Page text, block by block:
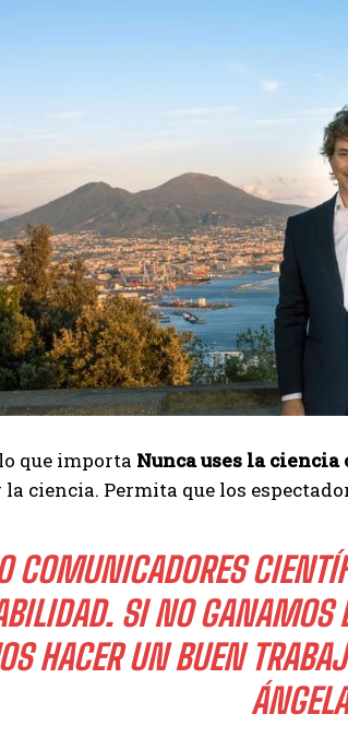
que importa Nunca uses la ciencia
ciencia. Permita que los
COMUNICADORES
SI NO GANAMOS
HACER UN BUEN